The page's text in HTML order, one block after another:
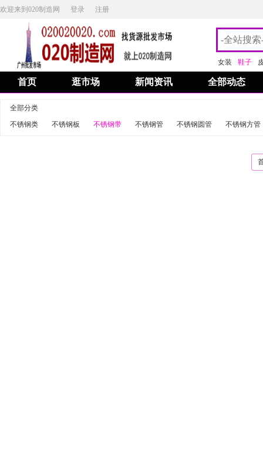
欢迎来到020制造网 登录 注册
女装 鞋子
首页 逛市场 新闻资讯 全部动态
全部分类
不锈钢类
不锈钢板 不锈钢带 不锈钢管 不锈钢圆管 不锈钢方管